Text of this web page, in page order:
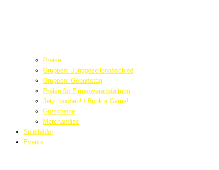
Preise
Gruppen: Junggesellenabschied
Gruppen: Geburtstag
Preise für Firmenveranstaltung
Jetzt buchen! / Book a Game!
Gutscheine
Merchandise
Spielfelder
Events